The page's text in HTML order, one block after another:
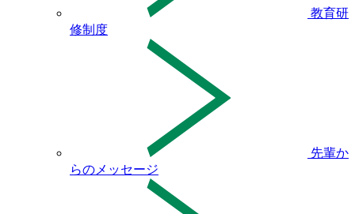
教育研
修制度
先輩か
らのメッセージ